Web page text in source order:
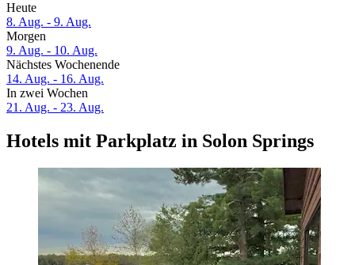
Heute
8. Aug. - 9. Aug.
Morgen
9. Aug. - 10. Aug.
Nächstes Wochenende
14. Aug. - 16. Aug.
In zwei Wochen
21. Aug. - 23. Aug.
Hotels mit Parkplatz in Solon Springs